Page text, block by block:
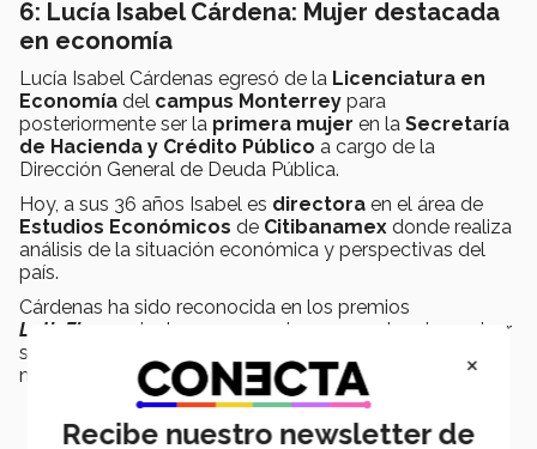
6: Lucía Isabel Cárdena: Mujer destacada
en economía
Lucía Isabel Cárdenas egresó de la Licenciatura en
Economía del campus Monterrey para
posteriormente ser la primera mujer en la Secretaría
de Hacienda y Crédito Público a cargo de la
Dirección General de Deuda Pública.
Hoy, a sus 36 años Isabel es directora en el área de
Estudios Económicos de Citibanamex donde realiza
análisis de la situación económica y perspectivas del
país.
Cárdenas ha sido reconocida en los premios
LatinFinance junto con su equipo como el mejor emisor
soberano y por haber realizado la mejor operación de
manejo de pasivos a nivel mundial.
×
Recibe nuestro newsletter de